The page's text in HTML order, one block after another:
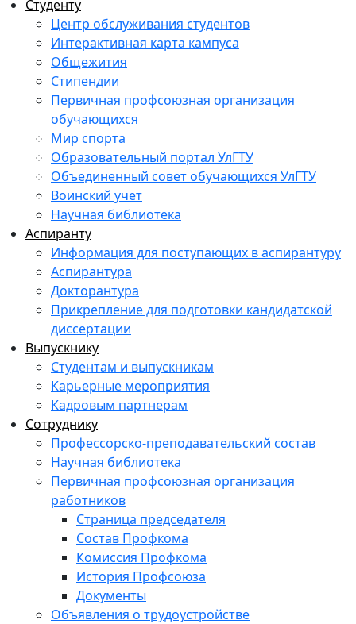
Студенту
Центр обслуживания студентов
Интерактивная карта кампуса
Общежития
Стипендии
Первичная профсоюзная организация
обучающихся
Мир спорта
Образовательный портал УлГТУ
Объединенный совет обучающихся УлГТУ
Воинский учет
Научная библиотека
Аспиранту
Информация для поступающих в аспирантуру
Аспирантура
Докторантура
Прикрепление для подготовки кандидатской
диссертации
Выпускнику
Студентам и выпускникам
Карьерные мероприятия
Кадровым партнерам
Сотруднику
Профессорско-преподавательский состав
Научная библиотека
Первичная профсоюзная организация
работников
Страница председателя
Состав Профкома
Комиссия Профкома
История Профсоюза
Документы
Объявления о трудоустройстве